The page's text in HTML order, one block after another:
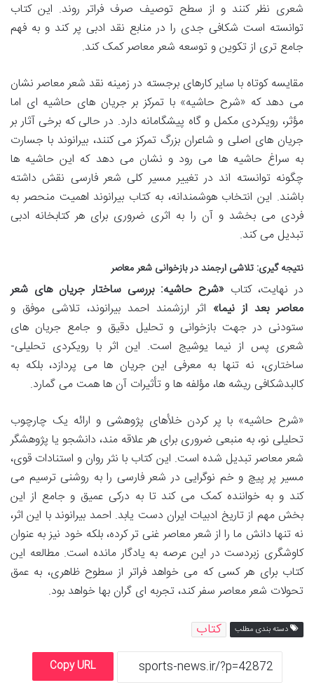
شعری نظر کنند و از سطح توصیف صرف فراتر روند. این کتاب
توانسته است شکافی جدی را در منابع نقد ادبی پر کند و به فهم
جامع تری از تکوین و توسعه شعر معاصر کمک کند.
مقایسه کوتاه با سایر کارهای برجسته در زمینه نقد شعر معاصر نشان
می دهد که «شرح حاشیه» با تمرکز بر جریان های حاشیه ای اما
مؤثر، رویکردی مکمل و گاه پیشگامانه دارد. در حالی که برخی آثار بر
جریان های اصلی و شاعران بزرگ تمرکز می کنند، بیرانوند با جسارت
به سراغ حاشیه ها می رود و نشان می دهد که این حاشیه ها
چگونه توانسته اند در تغییر مسیر کلی شعر فارسی نقش داشته
باشند. این انتخاب هوشمندانه، به کتاب بیرانوند اهمیت منحصر به
فردی می بخشد و آن را به اثری ضروری برای هر کتابخانه ادبی
تبدیل می کند.
نتیجه گیری: تلاشی ارجمند در بازخوانی شعر معاصر
در نهایت، کتاب «شرح حاشیه: بررسی ساختار جریان های شعر
معاصر بعد از نیما» اثر ارزشمند احمد بیرانوند، تلاشی موفق و
ستودنی در جهت بازخوانی و تحلیل دقیق و جامع جریان های
شعری پس از نیما یوشیج است. این اثر با رویکردی تحلیلی-
ساختاری، نه تنها به معرفی این جریان ها می پردازد، بلکه به
کالبدشکافی ریشه ها، مؤلفه ها و تأثیرات آن ها همت می گمارد.
«شرح حاشیه» با پر کردن خلأهای پژوهشی و ارائه یک چارچوب
تحلیلی نو، به منبعی ضروری برای هر علاقه مند، دانشجو یا پژوهشگر
شعر معاصر تبدیل شده است. این کتاب با نثر روان و استنادات قوی،
مسیر پر پیچ و خم نوگرایی در شعر فارسی را به روشنی ترسیم می
کند و به خواننده کمک می کند تا به درکی عمیق و جامع از این
بخش مهم از تاریخ ادبیات ایران دست یابد. احمد بیرانوند با این اثر،
نه تنها دانش ما را از شعر معاصر غنی تر کرده، بلکه خود نیز به عنوان
کاوشگری زبردست در این عرصه به یادگار مانده است. مطالعه این
کتاب برای هر کسی که می خواهد فراتر از سطوح ظاهری، به عمق
تحولات شعر معاصر سفر کند، تجربه ای گران بها خواهد بود.
دسته بندی مطلب کتاب
Copy URL